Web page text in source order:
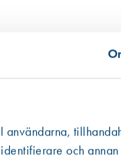
användarna,
och